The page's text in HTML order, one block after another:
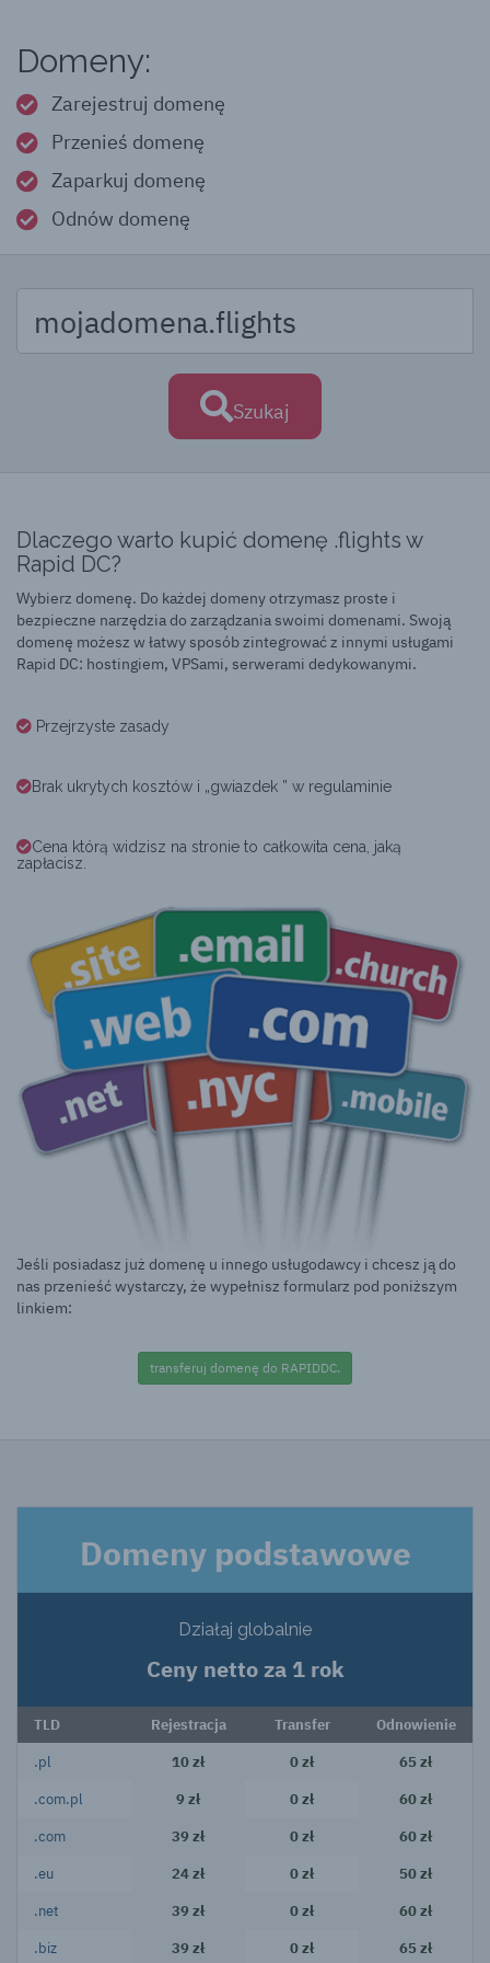
Domeny:
Zarejestruj domenę
Przenieś domenę
Zaparkuj domenę
Odnów domenę
Szukaj
Dlaczego warto kupić domenę .flights w
Rapid DC?
Wybierz domenę. Do każdej domeny otrzymasz proste i
bezpieczne narzędzia do zarządzania swoimi domenami. Swoją
domenę możesz w łatwy sposób zintegrować z innymi usługami
Rapid DC: hostingiem, VPSami, serwerami dedykowanymi.
Przejrzyste zasady
Brak ukrytych kosztów i „gwiazdek ” w regulaminie
Cena którą widzisz na stronie to całkowita cena, jaką
zapłacisz.
Jeśli posiadasz już domenę u innego usługodawcy i chcesz ją do
nas przenieść wystarczy, że wypełnisz formularz pod poniższym
linkiem:
transferuj domenę do RAPIDDC.
Domeny podstawowe
Działaj globalnie
Ceny netto za 1 rok
TLD Rejestracja Transfer Odnowienie
.pl 10 zł 0 zł 65 zł
.com.pl 9 zł 0 zł 60 zł
.com 39 zł 0 zł 60 zł
.eu 24 zł 0 zł 50 zł
.net 39 zł 0 zł 60 zł
.biz 39 zł 0 zł 65 zł